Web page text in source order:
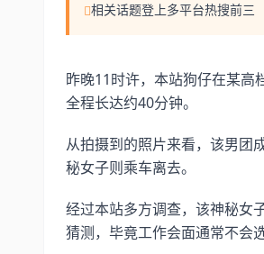
相关话题登上多平台热搜前三
昨晚11时许，本站狗仔在某高
全程长达约40分钟。
从拍摄到的照片来看，该男团
秘女子则乘车离去。
经过本站多方调查，该神秘女
猜测，毕竟工作会面通常不会